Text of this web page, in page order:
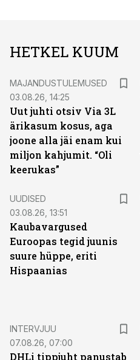
HETKEL KUUM
MAJANDUSTULEMUSED
03.08.26, 14:25
Uut juhti otsiv Via 3L
ärikasum kosus, aga
joone alla jäi enam kui
miljon kahjumit. “Oli
keerukas”
UUDISED
03.08.26, 13:51
Kaubavargused
Euroopas tegid juunis
suure hüppe, eriti
Hispaanias
INTERVJUU
07.08.26, 07:00
DHLi tippjuht panustab